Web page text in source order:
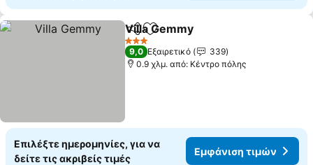
Κοινοποίηση
Προσθήκη στα αγαπημένα
Villa Gemmy
3 Αστέρια
9,0 Εξαιρετικό
339
0.9 χλμ. από: Κέντρο πόλης
Επιλέξτε ημερομηνίες, για να
δείτε τις ακριβείς τιμές
Εμφάνιση τιμών